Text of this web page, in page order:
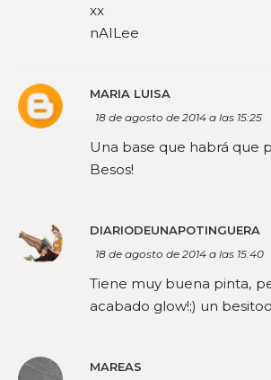
xx
nAILee
MARIA LUISA
18 de agosto de 2014 a las 15:25
Una base que habrá que
Besos!
DIARIODEUNAPOTINGUERA
18 de agosto de 2014 a las 15:40
Tiene muy buena pinta,
acabado glow!;) un
MAREAS